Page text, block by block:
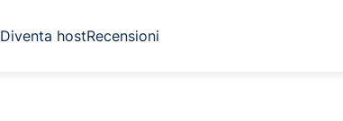
Diventa hostRecensioni